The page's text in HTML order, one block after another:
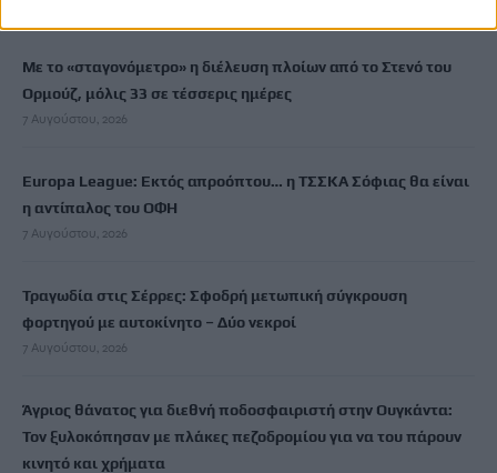
Με το «σταγονόμετρο» η διέλευση πλοίων από το Στενό του
Ορμούζ, μόλις 33 σε τέσσερις ημέρες
7 Αυγούστου, 2026
Europa League: Εκτός απροόπτου… η ΤΣΣΚΑ Σόφιας θα είναι
η αντίπαλος του ΟΦΗ
7 Αυγούστου, 2026
Τραγωδία στις Σέρρες: Σφοδρή μετωπική σύγκρουση
φορτηγού με αυτοκίνητο – Δύο νεκροί
7 Αυγούστου, 2026
Άγριος θάνατος για διεθνή ποδοσφαιριστή στην Ουγκάντα:
Τον ξυλοκόπησαν με πλάκες πεζοδρομίου για να του πάρουν
κινητό και χρήματα